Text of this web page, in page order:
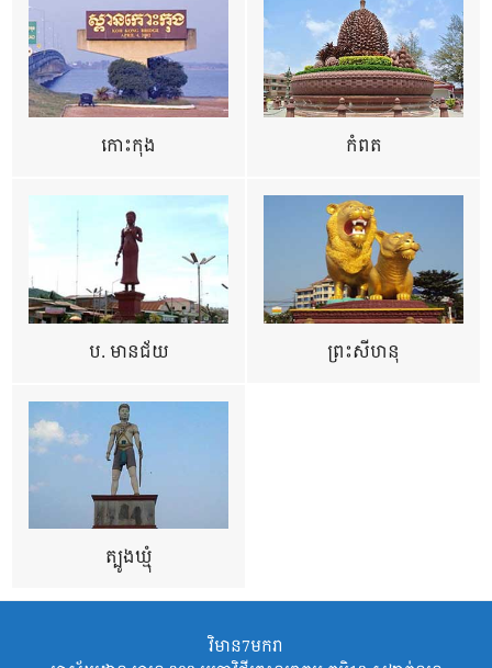
កោះកុង កំពត
ប. មានជ័យ ព្រះសីហនុ
ត្បូងឃ្មុំ
វិមាន7មករា